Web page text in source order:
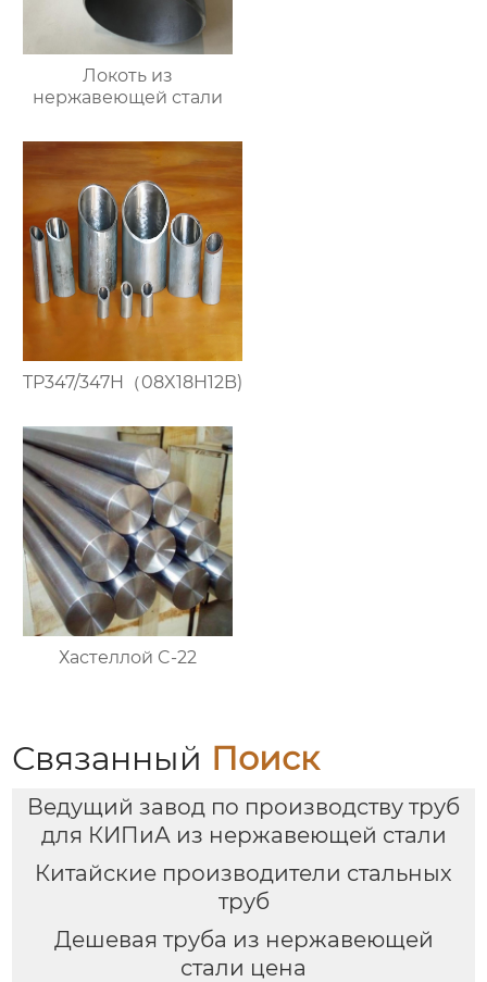
Локоть из
нержавеющей стали
TP347/347H（08X18H12B)
Хастеллой C-22
Связанный Поиск
Ведущий завод по производству труб
для КИПиА из нержавеющей стали
Китайские производители стальных
труб
Дешевая труба из нержавеющей
стали цена